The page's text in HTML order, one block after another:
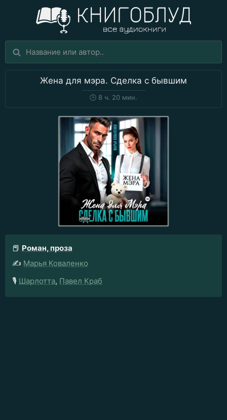
Жена для мэра. Сделка с бывшим
🕒 8 ч. 20 мин.
📕 Роман, проза
✍️ Марья Коваленко
🎙️ Шарлотта, Павел Краб